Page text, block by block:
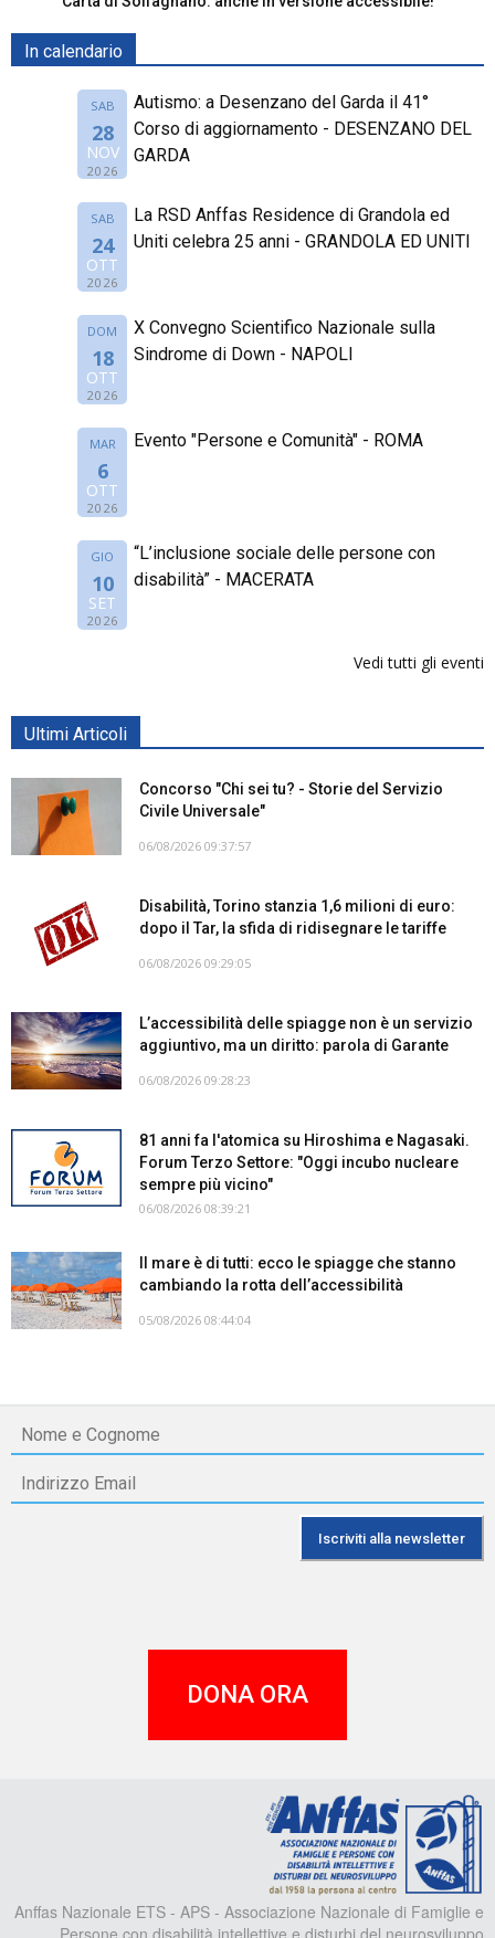
In calendario
SAB
28
NOV
2026
Autismo: a Desenzano del Garda il 41°
Corso di aggiornamento - DESENZANO DEL
GARDA
SAB
24
OTT
2026
La RSD Anffas Residence di Grandola ed
Uniti celebra 25 anni - GRANDOLA ED UNITI
DOM
18
OTT
2026
X Convegno Scientifico Nazionale sulla
Sindrome di Down - NAPOLI
MAR
6
OTT
2026
Evento "Persone e Comunità" - ROMA
GIO
10
SET
2026
“L’inclusione sociale delle persone con
disabilità” - MACERATA
Vedi tutti gli eventi
Ultimi Articoli
Concorso "Chi sei tu? - Storie del Servizio
Civile Universale"
06/08/2026 09:37:57
Disabilità, Torino stanzia 1,6 milioni di euro:
dopo il Tar, la sfida di ridisegnare le tariffe
06/08/2026 09:29:05
L’accessibilità delle spiagge non è un servizio
aggiuntivo, ma un diritto: parola di Garante
06/08/2026 09:28:23
81 anni fa l'atomica su Hiroshima e Nagasaki.
Forum Terzo Settore: "Oggi incubo nucleare
sempre più vicino"
06/08/2026 08:39:21
Il mare è di tutti: ecco le spiagge che stanno
cambiando la rotta dell’accessibilità
05/08/2026 08:44:04
DONA ORA
Anffas Nazionale ETS - APS - Associazione Nazionale di Famiglie e
Persone con disabilità intellettive e disturbi del neurosviluppo